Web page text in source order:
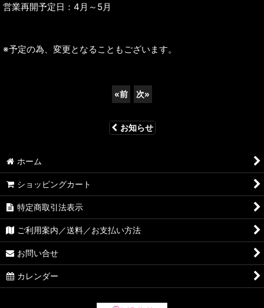
営業再開予定日：4月～5月
※予定の為、変更となることもございます。
«前 次»
お知らせ
ホーム
ショッピングカート
特定商取引法表示
ご利用案内／送料／お支払い方法
お問い合せ
カレンダー